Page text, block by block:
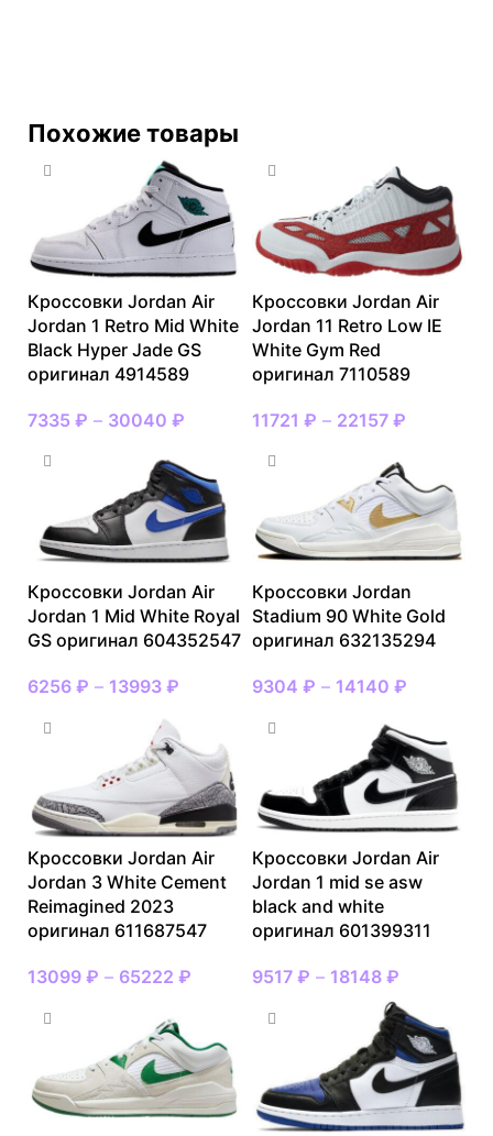
Похожие товары
Кроссовки Jordan Air
Jordan 1 Retro Mid White
Black Hyper Jade GS
оригинал 4914589
7335 ₽ – 30040 ₽
Кроссовки Jordan Air
Jordan 11 Retro Low IE
White Gym Red
оригинал 7110589
11721 ₽ – 22157 ₽
Кроссовки Jordan Air
Jordan 1 Mid White Royal
GS оригинал 604352547
6256 ₽ – 13993 ₽
Кроссовки Jordan
Stadium 90 White Gold
оригинал 632135294
9304 ₽ – 14140 ₽
Кроссовки Jordan Air
Jordan 3 White Cement
Reimagined 2023
оригинал 611687547
13099 ₽ – 65222 ₽
Кроссовки Jordan Air
Jordan 1 mid se asw
black and white
оригинал 601399311
9517 ₽ – 18148 ₽